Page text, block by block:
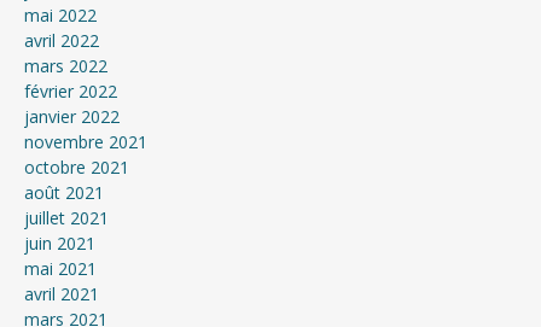
mai 2022
avril 2022
mars 2022
février 2022
janvier 2022
novembre 2021
octobre 2021
août 2021
juillet 2021
juin 2021
mai 2021
avril 2021
mars 2021